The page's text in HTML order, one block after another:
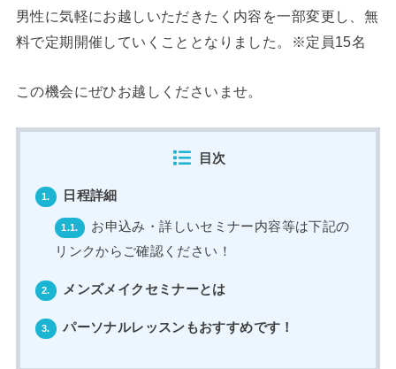
男性に気軽にお越しいただきたく内容を一部変更し、無
料で定期開催していくこととなりました。
※定員15名
この機会にぜひお越しくださいませ。
目次
1. 日程詳細
1.1.
お申込み・詳しいセミナー内容等は下記の
リンクからご確認ください！
2. メンズメイクセミナーとは
3. パーソナルレッスンもおすすめです！